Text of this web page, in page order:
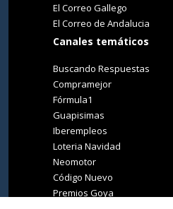
El Correo Gallego
El Correo de Andalucia
Canales temáticos
Buscando Respuestas
Compramejor
Fórmula1
Guapisimas
Iberempleos
Loteria Navidad
Neomotor
Código Nuevo
Premios Goya